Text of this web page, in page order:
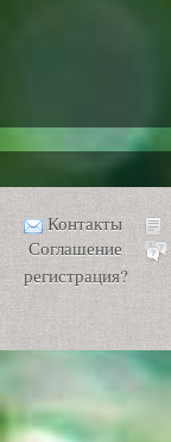
Контакты
Соглашение
регистрация?